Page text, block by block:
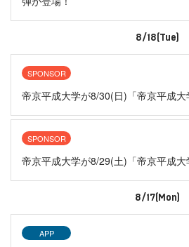
8/18(Tue)
SPONSOR
帝京平成大学が8/30(日)「帝京平成大
SPONSOR
帝京平成大学が8/29(土)「帝京平成大
8/17(Mon)
APP